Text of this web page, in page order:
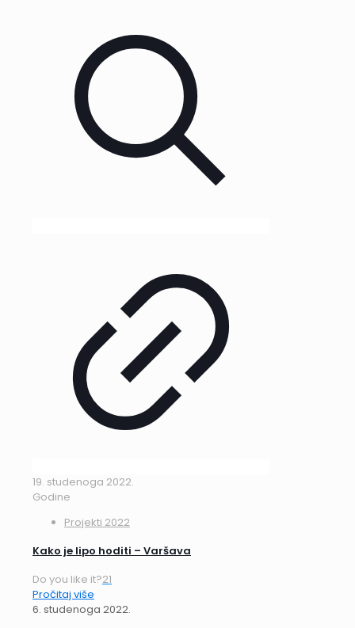
19. studenoga 2022.
Godine
Projekti 2022
Kako je lipo hoditi – Varšava
Do you like it?21
Pročitaj više
6. studenoga 2022.